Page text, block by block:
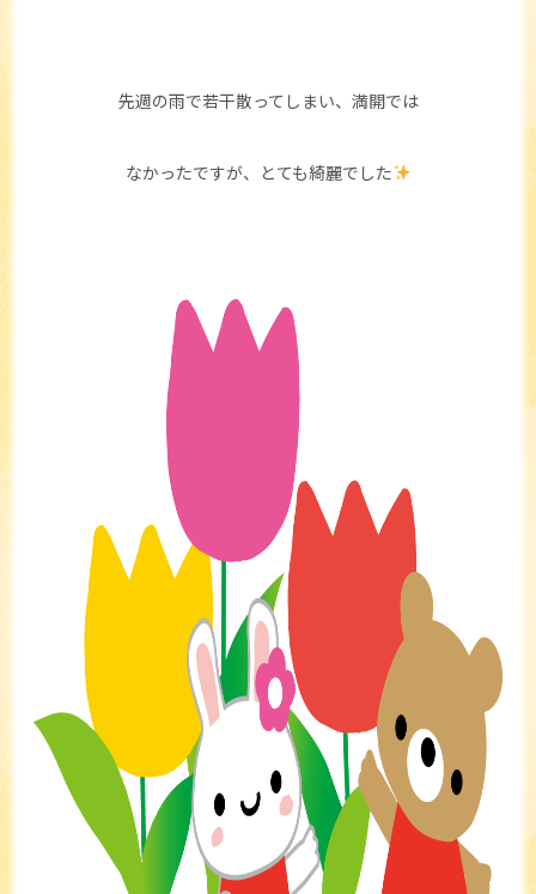
先週の雨で若干散ってしまい、満開では
なかったですが、とても綺麗でした